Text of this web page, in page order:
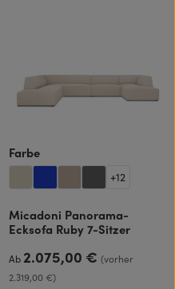
Farbeauswählen
+12
Micadoni Panorama-
Ecksofa Ruby 7-Sitzer
Regulärer Preis:
Ab 2.075,00 €(vorher
2.319,00 €)